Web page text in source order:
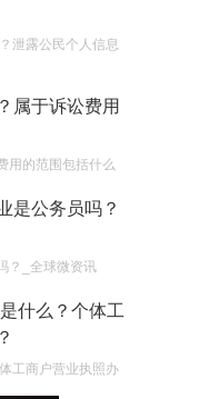
泄露公民个人信息
属于诉讼费用
用的范围包括什么
是公务员吗？
？_全球微资讯
什么？个体工
工商户营业执照办